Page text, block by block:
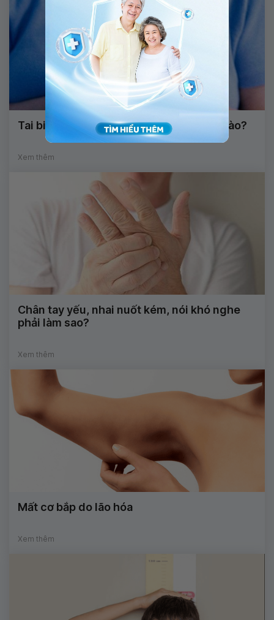
Tai biến, chân tay tê bì điều trị như thế nào?
Xem thêm
Chân tay yếu, nhai nuốt kém, nói khó nghe
phải làm sao?
Xem thêm
Mất cơ bắp do lão hóa
Xem thêm